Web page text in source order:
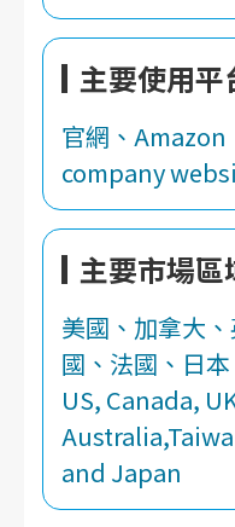
主要使用平
官網、Amazon
company
主要市場區
美國、加拿大
國、法國、日本
US, Canada,
and Japan